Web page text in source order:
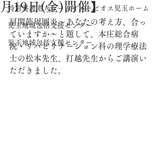
特別養護老人ホームオルトビオス児玉ホーム
児玉地域包括支援センター
児玉地域包括支援センター
月19日(金)開催】
肩関節周囲炎～あなたの考え方、合っ
ていますか～と題して、本庄総合病
院・リハビリテーション科の理学療法
士の松本先生、打越先生からご講演い
ただきました。